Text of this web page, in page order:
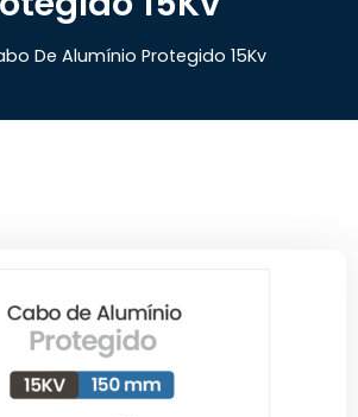
De Alumínio Protegido 15Kv